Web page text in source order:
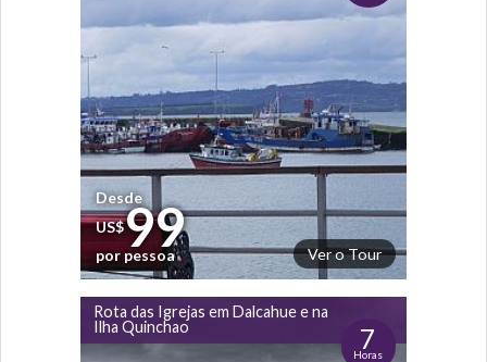
Ver o Tour
Desde
US$99
por pessoa
Rota das Igrejas em Dalcahue e na
Ilha Quinchao
7
Horas